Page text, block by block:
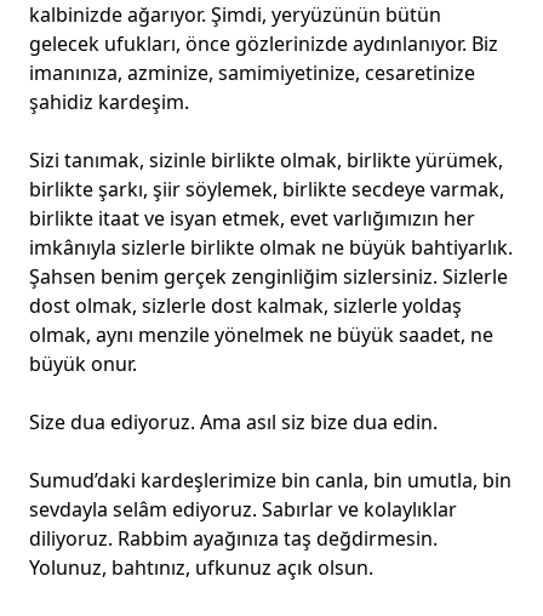
kalbinizde ağarıyor. Şimdi, yeryüzünün bütün
gelecek ufukları, önce gözlerinizde aydınlanıyor. Biz
imanınıza, azminize, samimiyetinize, cesaretinize
şahidiz kardeşim.
Sizi tanımak, sizinle birlikte olmak, birlikte yürümek,
birlikte şarkı, şiir söylemek, birlikte secdeye varmak,
birlikte itaat ve isyan etmek, evet varlığımızın her
imkânıyla sizlerle birlikte olmak ne büyük bahtiyarlık.
Şahsen benim gerçek zenginliğim sizlersiniz. Sizlerle
dost olmak, sizlerle dost kalmak, sizlerle yoldaş
olmak, aynı menzile yönelmek ne büyük saadet, ne
büyük onur.
Size dua ediyoruz. Ama asıl siz bize dua edin.
Sumud’daki kardeşlerimize bin canla, bin umutla, bin
sevdayla selâm ediyoruz. Sabırlar ve kolaylıklar
diliyoruz. Rabbim ayağınıza taş değdirmesin.
Yolunuz, bahtınız, ufkunuz açık olsun.